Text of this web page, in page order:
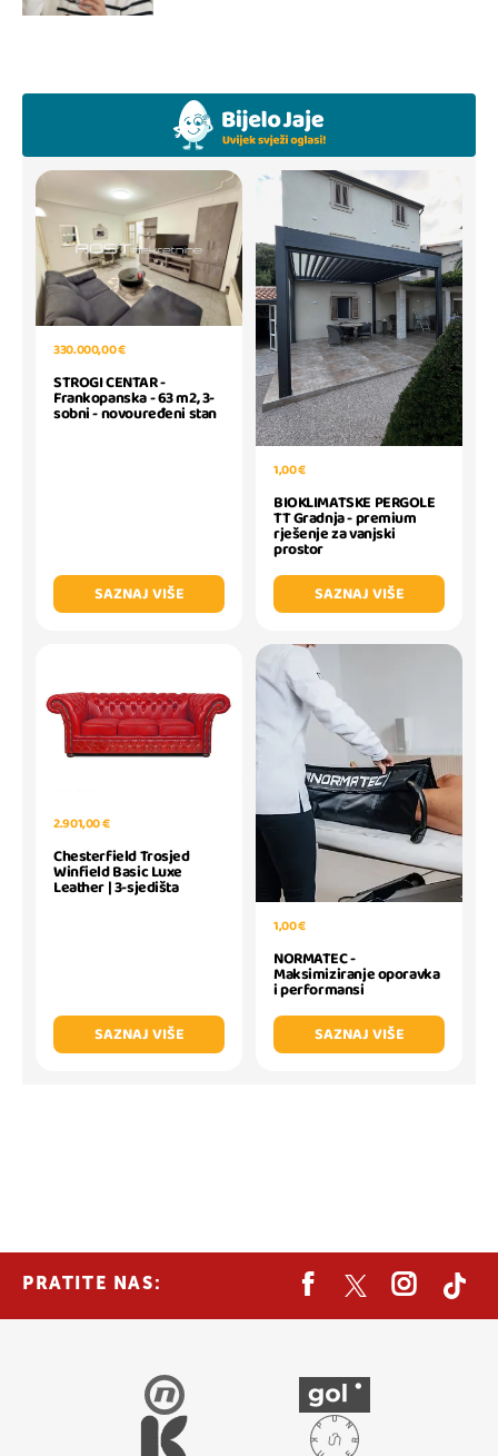
330.000,00 €
STROGI CENTAR -
Frankopanska - 63 m2, 3-
sobni - novouređeni stan
SAZNAJ VIŠE
1,00 €
BIOKLIMATSKE PERGOLE
TT Gradnja - premium
rješenje za vanjski
prostor
SAZNAJ VIŠE
2.901,00 €
Chesterfield Trosjed
Winfield Basic Luxe
Leather | 3-sjedišta
SAZNAJ VIŠE
1,00 €
NORMATEC -
Maksimiziranje oporavka
i performansi
SAZNAJ VIŠE
PRATITE NAS: